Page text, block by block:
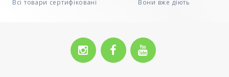
Всі товари сертифіковані Вони вже діють